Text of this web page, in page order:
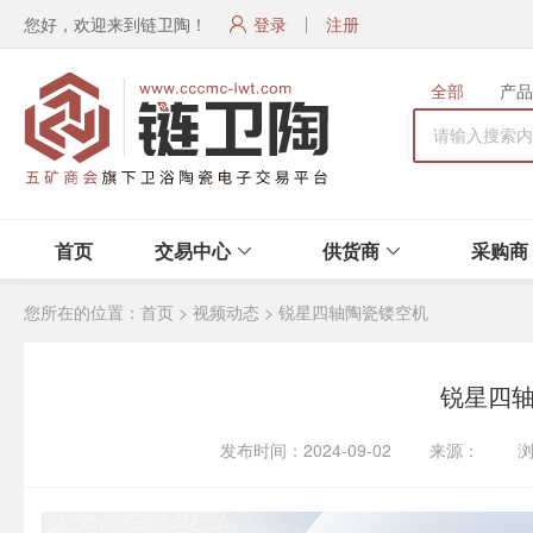
您好，欢迎来到链卫陶！ 登录 注册
全部 产品
首页 交易中心 供货商 采购商
您所在的位置： 首页 > 视频动态 > 锐星四轴陶瓷镂空机
锐星四
发布时间：2024-09-02 来源：